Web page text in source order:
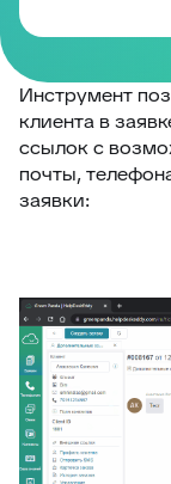
10 Изменение
Запрос
данных
12 EddyPlay
15
16 Скрыть
17 Запретить
18
19 Превышение
Инструмент
клиента в
ссылок с
почты,
заявки: